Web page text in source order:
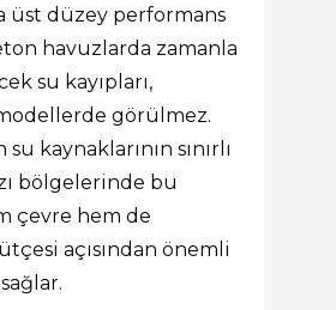
üst düzey performans
havuzlarda zamanla
su kayıpları,
görülmez.
kaynaklarının sınırlı
bölgelerinde bu
çevre hem de
açısından önemli